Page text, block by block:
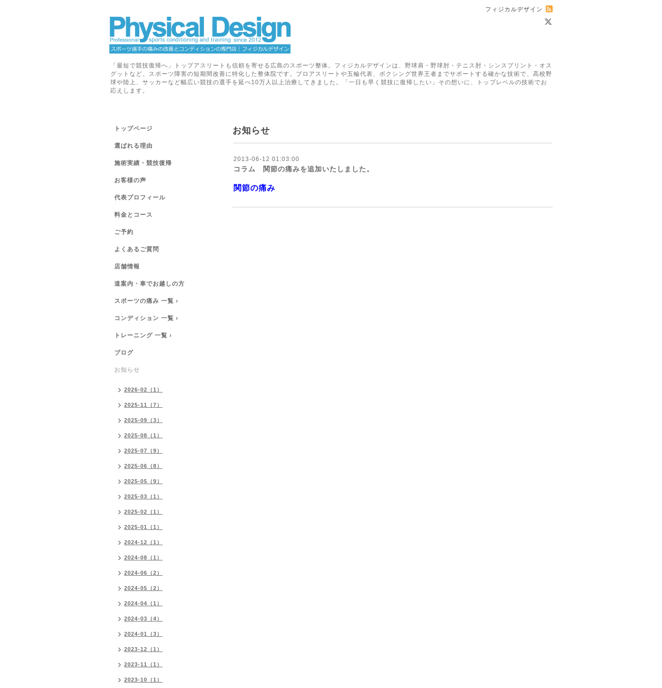
フィジカルデザイン
「最短で競技復帰へ」トップアスリートも信頼を寄せる広島のスポーツ整体。フィジカルデザインは、野球肩・野球肘・テニス肘・シンスプリント・オス
グットなど、スポーツ障害の短期間改善に特化した整体院です。プロアスリートや五輪代表、ボクシング世界王者までサポートする確かな技術で、高校野
球や陸上、サッカーなど幅広い競技の選手を延べ10万人以上治療してきました。「一日も早く競技に復帰したい」その想いに、トップレベルの技術でお
応えします。
お知らせ
2013-06-12 01:03:00
コラム 関節の痛みを追加いたしました。
関節の痛み
トップページ
選ばれる理由
施術実績・競技復帰
お客様の声
代表プロフィール
料金とコース
ご予約
よくあるご質問
店舗情報
道案内・車でお越しの方
スポーツの痛み 一覧 ›
コンディション 一覧 ›
トレーニング 一覧 ›
ブログ
お知らせ
2026-02（1）
2025-11（7）
2025-09（3）
2025-08（1）
2025-07（9）
2025-06（8）
2025-05（9）
2025-03（1）
2025-02（1）
2025-01（1）
2024-12（1）
2024-08（1）
2024-06（2）
2024-05（2）
2024-04（1）
2024-03（4）
2024-01（3）
2023-12（1）
2023-11（1）
2023-10（1）